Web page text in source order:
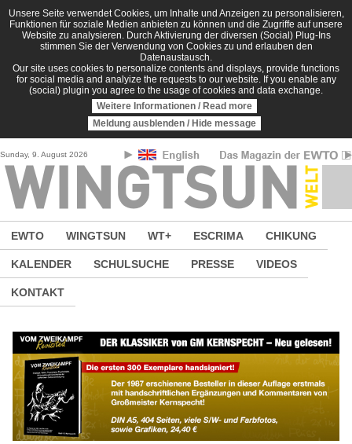
Direkt zum Inhalt
Unsere Seite verwendet Cookies, um Inhalte und Anzeigen zu personalisieren,
Funktionen für soziale Medien anbieten zu können und die Zugriffe auf unsere
Website zu analysieren. Durch Aktivierung der diversen (Social) Plug-Ins
stimmen Sie der Verwendung von Cookies zu und erlauben den
Datenaustausch.
Our site uses cookies to personalize contents and displays, provide functions
for social media and analyize the requests to our website. If you enable any
(social) plugin you agree to the usage of cookies and data exchange.
Weitere Informationen / Read more
Meldung ausblenden / Hide message
Sunday, 9. August 2026
EWTO WINGTSUN WT+ ESCRIMA CHIKUNG
KALENDER SCHULSUCHE PRESSE VIDEOS
KONTAKT